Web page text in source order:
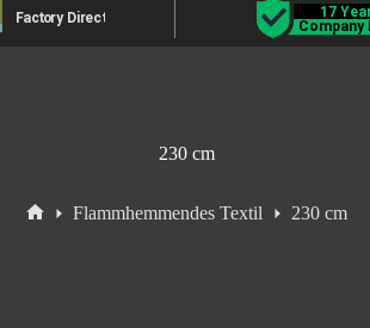
230 cm
Flammhemmendes Textil 230 cm